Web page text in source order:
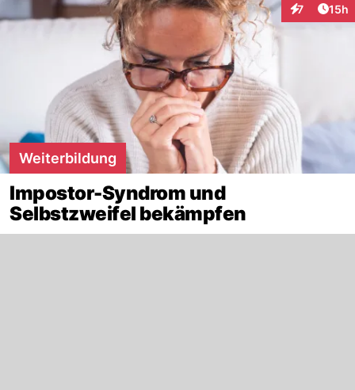
7 15h
Weiterbildung
Impostor-Syndrom und
Selbstzweifel bekämpfen